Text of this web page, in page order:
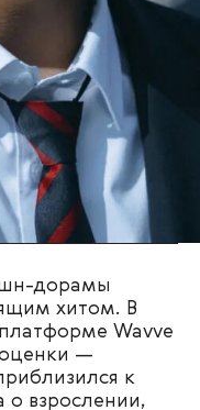
дорамы
хитом. В
Wavve
—
к
о взрослении,